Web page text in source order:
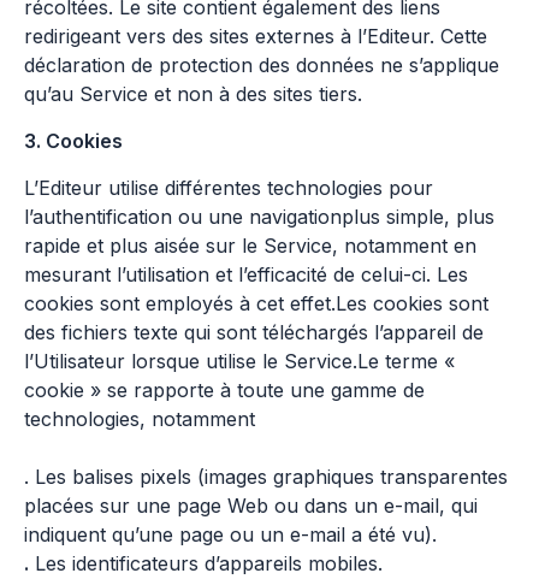
récoltées. Le site contient également des liens
redirigeant vers des sites externes à l’Editeur. Cette
déclaration de protection des données ne s’applique
qu’au Service et non à des sites tiers.
3. Cookies
L’Editeur utilise différentes technologies pour
l’authentification ou une navigationplus simple, plus
rapide et plus aisée sur le Service, notamment en
mesurant l’utilisation et l’efficacité de celui-ci. Les
cookies sont employés à cet effet.Les cookies sont
des fichiers texte qui sont téléchargés l’appareil de
l’Utilisateur lorsque utilise le Service.Le terme «
cookie » se rapporte à toute une gamme de
technologies, notamment
. Les balises pixels (images graphiques transparentes
placées sur une page Web ou dans un e-mail, qui
indiquent qu’une page ou un e-mail a été vu).
. Les identificateurs d’appareils mobiles.